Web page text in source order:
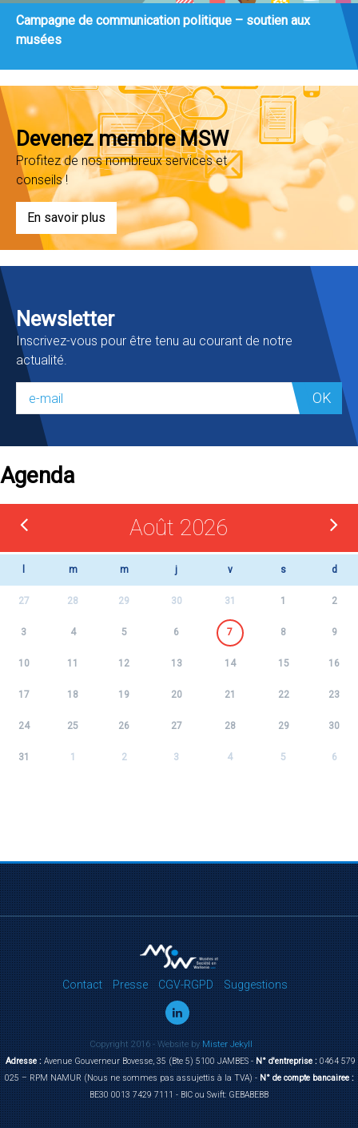
Campagne de communication politique – soutien aux
musées
Devenez membre MSW
Profitez de nos nombreux services et
conseils !
En savoir plus
Newsletter
Inscrivez-vous pour être tenu au courant de notre
actualité.
OK
Agenda
Août 2026
m m j v s d
27 28 29 30 31 1 2
3 4 5 6 7 8 9
10 11 12 13 14 15 16
17 18 19 20 21 22 23
24 25 26 27 28 29 30
31 1 2 3 4 5 6
Contact Presse CGV-RGPD Suggestions
Copyright 2016 - Website byMister Jekyll
Adresse :Avenue Gouverneur Bovesse, 35 (Bte 5) 5100 JAMBES -N° d'entreprise :0464 579
025 – RPM NAMUR (Nous ne sommes pas assujettis à la TVA) -N° de compte bancairee :
BE30 0013 7429 7111 - BIC ou Swift: GEBABEBB